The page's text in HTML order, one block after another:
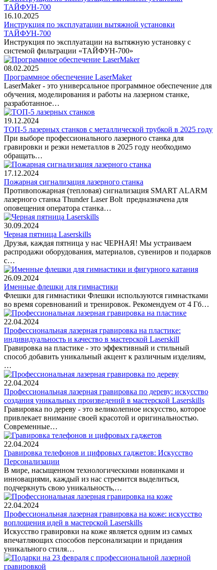
16.10.2025
Инструкция по эксплуатации вытяжной установки
ТАЙФУН-700
Инструкция по эксплуатации на вытяжную установку с
системой фильтрации «ТАЙФУН-700»
08.02.2025
Программное обеспечение LaserMaker
LaserMaker - это универсальное программное обеспечение для
обучения, моделирования и работы на лазерном станке,
разработанное…
19.12.2024
ТОП-5 лазерных станков с металлической трубкой в 2025 году
При выборе профессионального лазерного станка для
гравировки и резки неметаллов в 2025 году необходимо
обращать…
17.12.2024
Пожарная сигнализация лазерного станка
Противопожарная (тепловая) сигнализация SMART ALARM
лазерного станка Thunder Laser Bolt предназначена для
оповещения оператора станка…
30.09.2024
Черная пятница Laserskills
Друзья, каждая пятница у нас ЧЕРНАЯ! Мы устраиваем
распродажи оборудования, материалов, сувениров и подарков
с…
26.09.2024
Именные флешки для гимнастики
Флешки для гимнастики Флешки используются гимнастками
во время соревнований и тренировок. Рекомендуем от 4 Гб…
22.04.2024
Профессиональная лазерная гравировка на пластике:
индивидуальность и качество в мастерской Laserskill
Гравировка на пластике - это эффективный и стильный
способ добавить уникальный акцент к различным изделиям,
…
22.04.2024
Профессиональная лазерная гравировка по дереву: искусство
создания уникальных произведений в мастерской Laserskills
Гравировка по дереву - это великолепное искусство, которое
привлекает внимание своей красотой и оригинальностью.
Современные…
22.04.2024
Гравировка телефонов и цифровых гаджетов: Искусство
Персонализации
В мире, насыщенном технологическими новинками и
инновациями, каждый из нас стремится выделиться,
подчеркнуть свою уникальность,…
22.04.2024
Профессиональная лазерная гравировка на коже: искусство
воплощения идей в мастерской Laserskills
Искусство гравировки на коже является одним из самых
впечатляющих способов персонализации и придания
уникального стиля…